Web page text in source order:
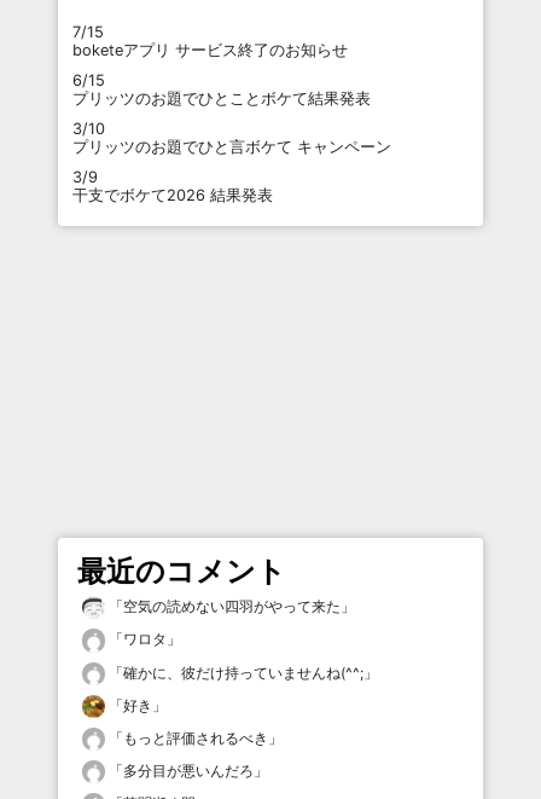
7/15
boketeアプリ サービス終了のお知らせ
6/15
プリッツのお題でひとことボケて結果発表
3/10
プリッツのお題でひと言ボケて キャンペーン
3/9
干支でボケて2026 結果発表
最近のコメント
「空気の読めない四羽がやって来た 」
「ワロタ 」
「確かに、彼だけ持っていませんね(^^; 」
「好き 」
「 もっと評価されるべき 」
「多分目が悪いんだろ 」